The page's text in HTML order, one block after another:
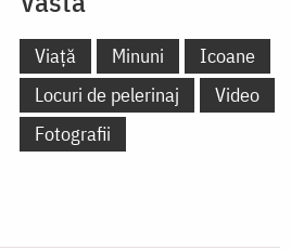
Viață Minuni
Icoane
Locuri de pelerinaj
Video
Fotografii